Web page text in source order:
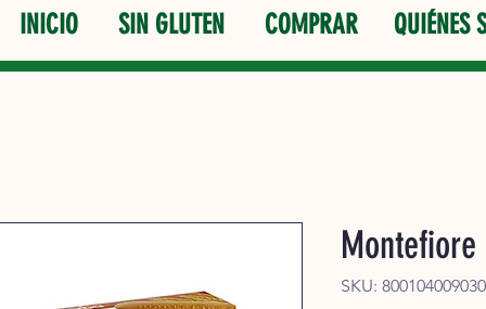
INICIO SIN GLUTEN COMPRAR QUIÉNES
SKU: